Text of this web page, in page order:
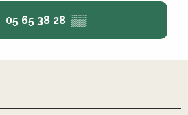
05 65 38 28 ▒▒